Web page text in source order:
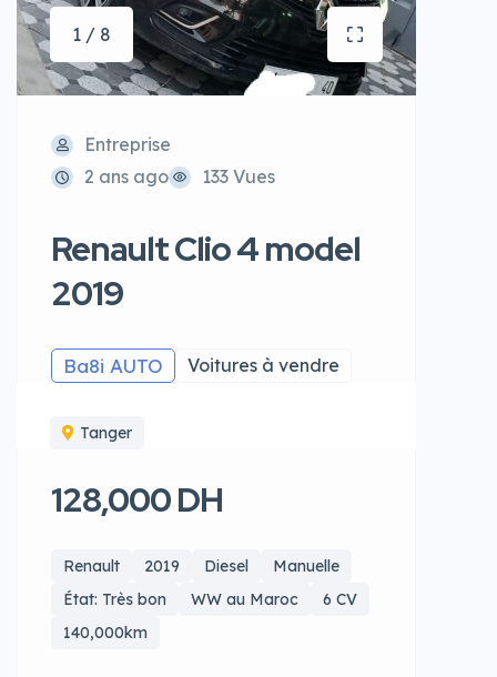
1 / 8
Entreprise
2 ans ago
133 Vues
Renault Clio 4 model
2019
Ba8i AUTO Voitures à vendre
Tanger
128,000 DH
Renault 2019 Diesel
Manuelle
État: Très bon
WW au Maroc
6 CV
140,000km